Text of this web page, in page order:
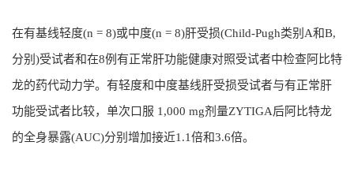
在有基线轻度(n = 8)或中度(n = 8)肝受损(Child-Pugh类别A和B,
分别)受试者和在8例有正常肝功能健康对照受试者中检查阿比特
龙的药代动力学。有轻度和中度基线肝受损受试者与有正常肝
功能受试者比较，单次口服 1,000 mg剂量ZYTIGA后阿比特龙
的全身暴露(AUC)分别增加接近1.1倍和3.6倍。